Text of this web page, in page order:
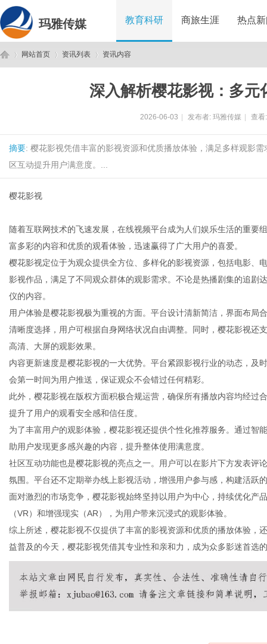
玛雅传媒 教育科研 商旅生涯 热点
网站首页 资讯列表 资讯内容
深入解析樱花影视：多元
2026-06-03 发布者: 玛雅传媒 查
摘要: 樱花影视凭借丰富的影视资源和优质播放体验，满足多样观影
区互动提升用户满意度。...
樱花影视
随着互联网技术的飞速发展，在线视频平台成为人们娱乐生活的重要
富多彩的内容和优质的观看体验，迅速赢得了广大用户的喜爱。
樱花影视定位于为观众提供全方位、多样化的影视资源，包括电影、
影视作品，满足了不同观众群体的观影需求。不论是热播剧集的追剧
仪的内容。
用户体验是樱花影视极为重视的方面。平台设计清新简洁，界面布局
清晰度选择，用户可根据自身网络状况自由调整。同时，樱花影视还
高清、大屏的观影效果。
内容更新速度是樱花影视的一大优势。平台紧跟影视行业的动态，及
会第一时间为用户推送，保证观众不会错过任何精彩。
此外，樱花影视在版权方面积极合规运营，确保所有播放内容均经过
提升了用户的观看安全感和信任度。
为了丰富用户的观影体验，樱花影视还提供个性化推荐服务。通过智
助用户发现更多感兴趣的内容，提升整体使用满意度。
社区互动功能也是樱花影视的亮点之一。用户可以在影片下方发表评
氛围。平台还不定期举办线上影视活动，增强用户参与感，构建活跃
面对激烈的市场竞争，樱花影视始终坚持以用户为中心，持续优化产
（VR）和增强现实（AR），为用户带来沉浸式的观影体验。
综上所述，樱花影视不仅提供了丰富的影视资源和优质的播放体验，
益普及的今天，樱花影视凭借其专业性和亲和力，成为众多影迷首选